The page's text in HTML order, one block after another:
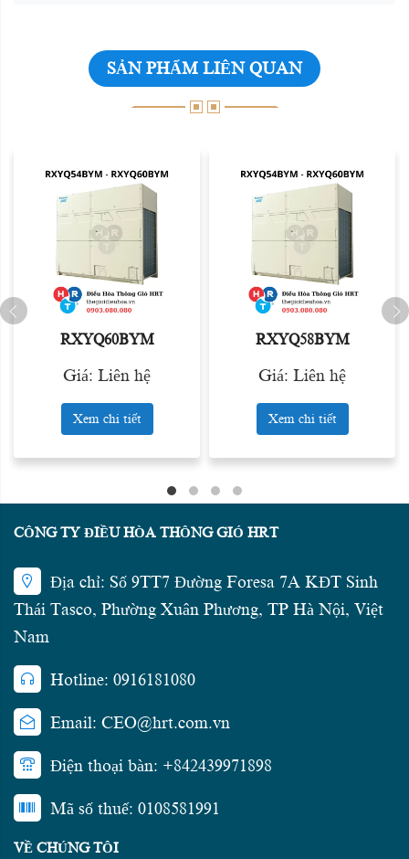
SẢN PHẨM LIÊN QUAN
RXYQ60BYM
Giá: Liên hệ
Xem chi tiết
RXYQ58BYM
Giá: Liên hệ
Xem chi tiết
CÔNG TY ĐIỀU HÒA THÔNG GIÓ HRT
Địa chỉ: Số 9TT7 Đường Foresa 7A KĐT Sinh
Thái Tasco, Phường Xuân Phương, TP Hà Nội, Việt
Nam
Hotline: 0916181080
Email: CEO@hrt.com.vn
Điện thoại bàn: +842439971898
Mã số thuế: 0108581991
VỀ CHÚNG TÔI